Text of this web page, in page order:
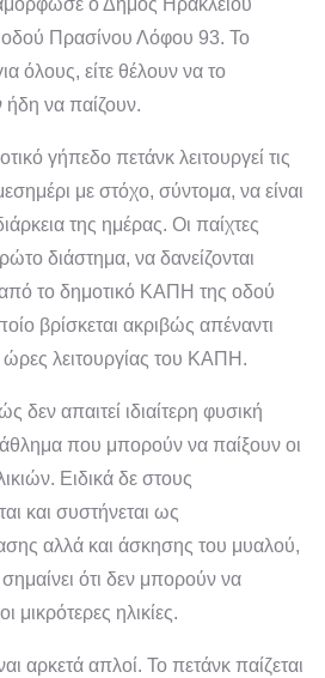
ο Δήμος Ηρακλείου
οδού Πρασίνου Λόφου 93. Το
όλους, είτε θέλουν να το
ήδη να παίζουν.
γήπεδο πετάνκ λειτουργεί τις
με στόχο, σύντομα, να είναι
της ημέρας. Οι παίχτες
διάστημα, να δανείζονται
το δημοτικό ΚΑΠΗ της οδού
βρίσκεται ακριβώς απέναντι
λειτουργίας του ΚΑΠΗ.
δεν απαιτεί ιδιαίτερη φυσική
που μπορούν να παίξουν οι
Ειδικά δε στους
και συστήνεται ως
αλλά και άσκησης του μυαλού,
ότι δεν μπορούν να
μικρότερες ηλικίες.
αρκετά απλοί. Το πετάνκ παίζεται